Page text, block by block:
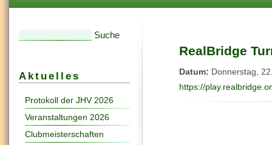
Suchformular
Aktuelles
Protokoll der JHV 2026
Veranstaltungen 2026
Clubmeisterschaften
RealBridge
Datum: Donnerstag,
https://